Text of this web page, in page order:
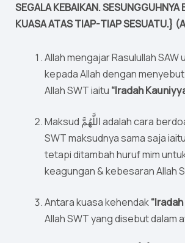
SEGALA KEBAIKAN. SESUNGGUHNYA
KUASA ATAS TIAP-TIAP SESUATU.}
Allah mengajar Rasulullah SAW
kepada Allah dengan
Allah SWT iaitu “Iradah
Maksud اللَّهُمَّ adalah cara berdoa kepada Allah
SWT maksudnya sama saja iaitu
tetapi ditambah huruf mim
keagungan & kebesaran Allah
Antara kuasa kehendak
Allah SWT yang disebut dalam